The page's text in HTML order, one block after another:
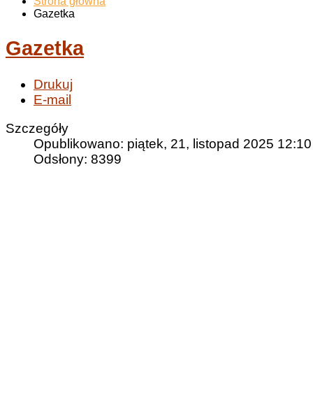
Gazetka
Gazetka
Drukuj
E-mail
Szczegóły
Opublikowano: piątek, 21, listopad 2025 12:10
Odsłony: 8399